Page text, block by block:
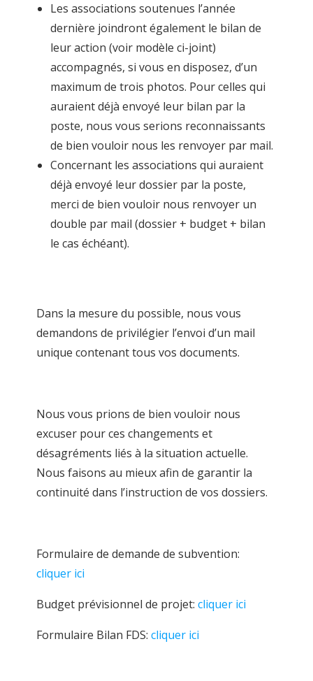
Les associations soutenues l’année
dernière joindront également le bilan de
leur action (voir modèle ci-joint)
accompagnés, si vous en disposez, d’un
maximum de trois photos. Pour celles qui
auraient déjà envoyé leur bilan par la
poste, nous vous serions reconnaissants
de bien vouloir nous les renvoyer par mail.
Concernant les associations qui auraient
déjà envoyé leur dossier par la poste,
merci de bien vouloir nous renvoyer un
double par mail (dossier + budget + bilan
le cas échéant).
Dans la mesure du possible, nous vous
demandons de privilégier l’envoi d’un mail
unique contenant tous vos documents.
Nous vous prions de bien vouloir nous
excuser pour ces changements et
désagréments liés à la situation actuelle.
Nous faisons au mieux afin de garantir la
continuité dans l’instruction de vos dossiers.
Formulaire de demande de subvention:
cliquer ici
Budget prévisionnel de projet: cliquer ici
Formulaire Bilan FDS: cliquer ici